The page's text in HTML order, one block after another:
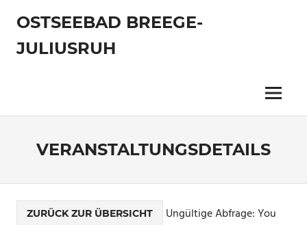
Inhalt
springen
OSTSEEBAD BREEGE-
JULIUSRUH
Menu
VERANSTALTUNGSDETAILS
ZURÜCK ZUR ÜBERSICHT
Ungültige Abfrage: You